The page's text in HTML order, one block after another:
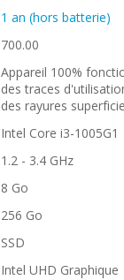
1 an (hors batterie)
700.00
Appareil 100%
des traces
des rayures
Intel Core i3-1005G1
1.2 - 3.4 GHz
8 Go
256 Go
SSD
Intel UHD Graphique